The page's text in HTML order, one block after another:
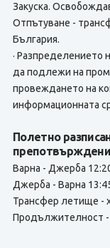
Закуска.
Отпътуване -
България.
· Разпределението
да подлежи на
провеждането на
информационната
Полетно
Варна - Джерба
Джерба - Варна
Трансфер летище -
Продължителност -